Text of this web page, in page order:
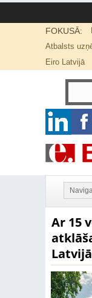
FOKUSĀ:
Atbalsts
Eiro Latvijā
Ar 15